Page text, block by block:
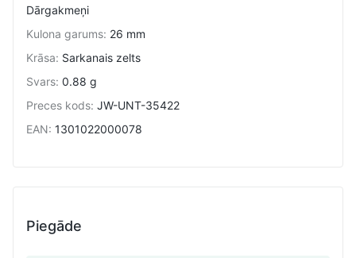
Dārgakmeņi
Kulona garums: 26 mm
Krāsa: Sarkanais zelts
Svars: 0.88 g
Preces kods: JW-UNT-35422
EAN: 1301022000078
Piegāde